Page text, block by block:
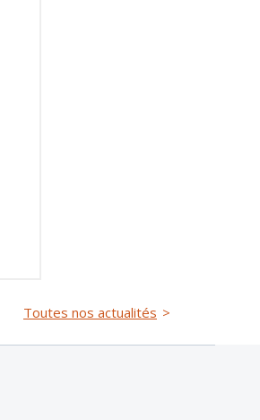
Toutes nos actualités